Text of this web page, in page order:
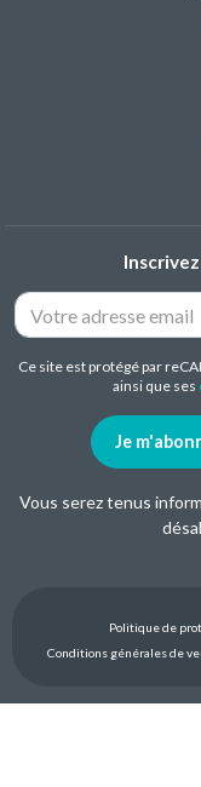
Ce site est protégé par
ainsi que ses
Je
Vous serez tenus
Politique de
Conditions générales de